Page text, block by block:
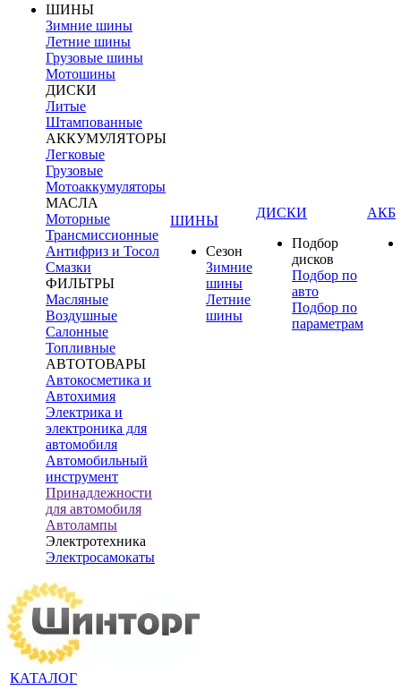
ШИНЫ
Зимние шины
Летние шины
Грузовые шины
Мотошины
ДИСКИ
Литые
Штампованные
АККУМУЛЯТОРЫ
Легковые
Грузовые
Мотоаккумуляторы
МАСЛА
Моторные
Трансмиссионные
Антифриз и Тосол
Смазки
ФИЛЬТРЫ
Масляные
Воздушные
Салонные
Топливные
АВТОТОВАРЫ
Автокосметика и
Автохимия
Электрика и
электроника для
автомобиля
Автомобильный
инструмент
Принадлежности
для автомобиля
Автолампы
Электротехника
Электросамокаты
ШИНЫ
Сезон
Зимние
шины
Летние
шины
ДИСКИ
Подбор
дисков
Подбор по
авто
Подбор по
параметрам
АКБ
КАТАЛОГ